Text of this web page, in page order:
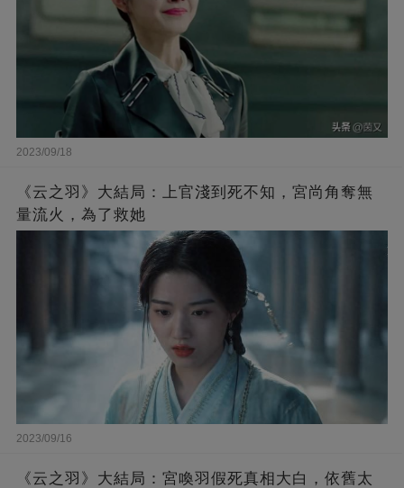
2023/09/18
《云之羽》大結局：上官淺到死不知，宮尚角奪無
量流火，為了救她
2023/09/16
《云之羽》大結局：宮喚羽假死真相大白，依舊太